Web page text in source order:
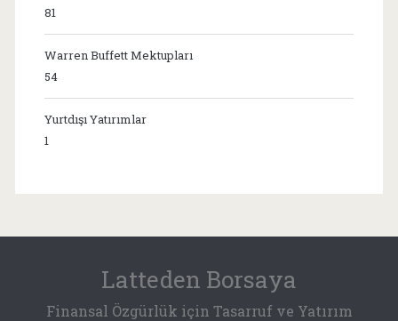
81
Warren Buffett Mektupları
54
Yurtdışı Yatırımlar
1
Latteden Borsaya
Finansal Özgürlük için Tasarruf ve Yatırım